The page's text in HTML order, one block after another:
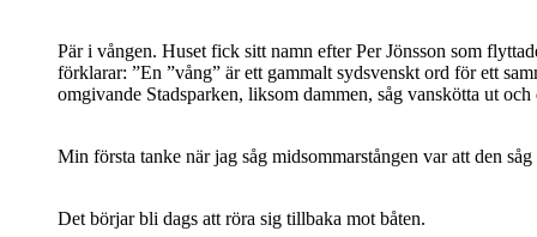
Pär i vången. Huset fick sitt namn efter Per Jönsson som
förklarar: ”En ”vång” är ett gammalt sydsvenskt ord för ett
omgivande Stadsparken, liksom dammen, såg vanskötta ut
Min första tanke när jag såg midsommarstången var att den
Det börjar bli dags att röra sig tillbaka mot båten.